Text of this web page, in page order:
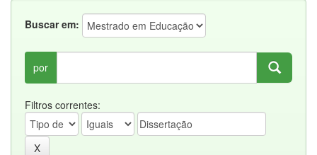
Buscar em:
por
Filtros correntes: